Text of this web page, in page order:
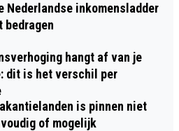
Nederlandse inkomensladder
bedragen
hangt af van je
dit is het verschil per
is pinnen niet
of mogelijk